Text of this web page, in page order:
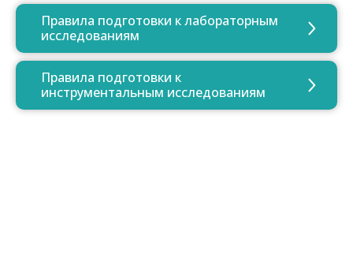
Правила подготовки к лабораторным
исследованиям
Правила подготовки к
инструментальным исследованиям